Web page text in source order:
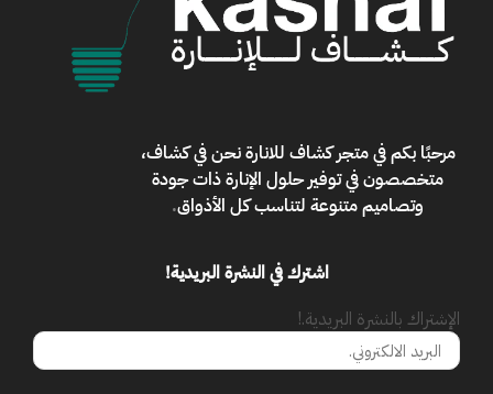
مرحبًا بكم فيمتجر كشاف للانارةنحن في كشاف،
متخصصون في توفير حلول الإنارة ذات جودة
وتصاميم متنوعة لتناسب كل الأذواق.
اشترك في النشرة البريدية!
الإشتراك بالنشرة البريدية.!